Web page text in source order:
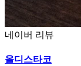
네이버 리뷰
올디스타코